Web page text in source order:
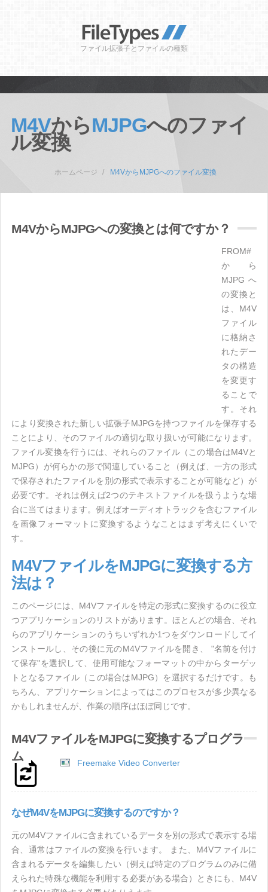
ファイル拡張子とファイルの種類
M4VからMJPGへのファイ
ル変換
ホームページ M4VからMJPGへのファイル変換
M4VからMJPGへの変換とは何ですか？
FROM#
から
MJPGへ
の変換と
は、M4V
ファイル
に格納さ
れたデー
タの構造
を変更す
ることで
す。それ
により変換された新しい拡張子MJPGを持つファイルを保存する
ことにより、そのファイルの適切な取り扱いが可能になります。
ファイル変換を行うには、それらのファイル（この場合はM4Vと
MJPG）が何らかの形で関連していること（例えば、一方の形式
で保存されたファイルを別の形式で表示することが可能など）が
必要です。それは例えば2つのテキストファイルを扱うような場
合に当てはまります。例えばオーディオトラックを含むファイル
を画像フォーマットに変換するようなことはまず考えにくいで
す。
M4VファイルをMJPGに変換する方
法は？
このページには、M4Vファイルを特定の形式に変換するのに役立
つアプリケーションのリストがあります。ほとんどの場合、それ
らのアプリケーションのうちいずれか1つをダウンロードしてイ
ンストールし、その後に元のM4Vファイルを開き、 "名前を付け
て保存"を選択して、使用可能なフォーマットの中からターゲッ
トとなるファイル（この場合はMJPG）を選択するだけです。も
ちろん、アプリケーションによってはこのプロセスが多少異なる
かもしれませんが、作業の順序はほぼ同じです。
M4VファイルをMJPGに変換するプログラ
ム
Freemake Video Converter
なぜM4VをMJPGに変換するのですか？
元のM4Vファイルに含まれているデータを別の形式で表示する場
合、通常はファイルの変換を行います。 また、M4Vファイルに
含まれるデータを編集したい（例えば特定のプログラムのみに備
えられた特殊な機能を利用する必要がある場合）ときにも、M4V